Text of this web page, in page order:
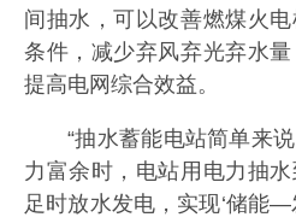
间抽水，可以改善燃煤火
条件，减少弃风弃光弃水量
提高电网综合效益。
“抽水蓄能电站简单来
力富余时，电站用电力抽
足时放水发电，实现‘储能